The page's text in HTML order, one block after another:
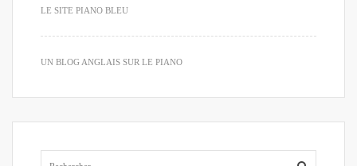
LE SITE PIANO BLEU
UN BLOG ANGLAIS SUR LE PIANO